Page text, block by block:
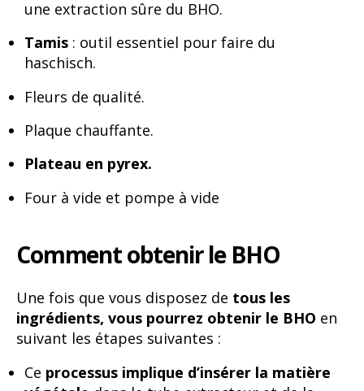
une extraction sûre du BHO.
Tamis : outil essentiel pour faire du
haschisch.
Fleurs de qualité.
Plaque chauffante.
Plateau en pyrex.
Four à vide et pompe à vide
Comment obtenir le BHO
Une fois que vous disposez de tous les
ingrédients, vous pourrez obtenir le BHO en
suivant les étapes suivantes :
Ce processus implique d’insérer la matière